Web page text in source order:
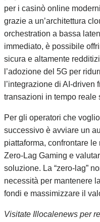
per i casinò online
grazie a un’architettura
orchestration a bassa
immediato, è possibile
sicura e altamente
l’adozione del 5G per
l’integrazione di
transazioni in tempo reale
Per gli operatori che
successivo è avviare un
piattaforma, confrontare
Zero‑Lag Gaming e
soluzione. La “zero‑lag”
necessità per mantenere
fondi e massimizzare il
Visitate Illocalenews per